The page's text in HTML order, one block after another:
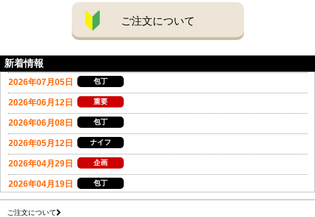
ご注文について
新着情報
ご注文について